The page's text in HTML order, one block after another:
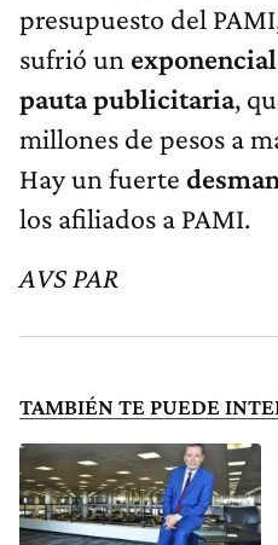
presupuesto del
sufrió un
pauta publicitaria,
millones de pesos a
Hay un fuerte
los afiliados a PAMI.
AVS PAR
TAMBIÉN TE PUEDE